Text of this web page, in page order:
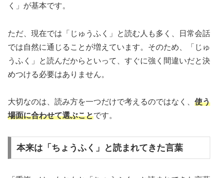
く」が基本です。
ただ、現在では「じゅうふく」と読む人も多く、日常会話
では自然に通じることが増えています。そのため、「じゅ
うふく」と読んだからといって、すぐに強く間違いだと決
めつける必要はありません。
大切なのは、読み方を一つだけで考えるのではなく、 使う
場面に合わせて選ぶことです。
本来は「ちょうふく」と読まれてきた言葉